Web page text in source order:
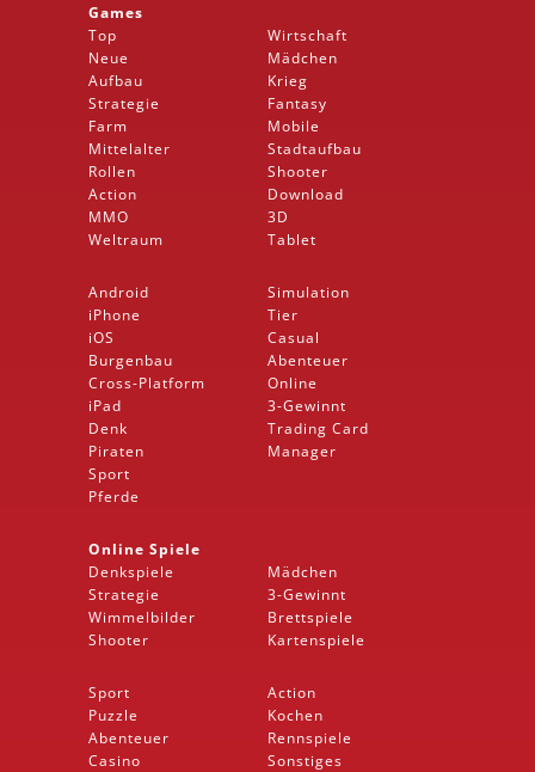
Games
Top
Neue
Aufbau
Strategie
Farm
Mittelalter
Rollen
Action
MMO
Weltraum
Wirtschaft
Mädchen
Krieg
Fantasy
Mobile
Stadtaufbau
Shooter
Download
3D
Tablet
Android
iPhone
iOS
Burgenbau
Cross-Platform
iPad
Denk
Piraten
Sport
Pferde
Simulation
Tier
Casual
Abenteuer
Online
3-Gewinnt
Trading Card
Manager
Online Spiele
Denkspiele
Strategie
Wimmelbilder
Shooter
Mädchen
3-Gewinnt
Brettspiele
Kartenspiele
Sport
Puzzle
Abenteuer
Casino
Action
Kochen
Rennspiele
Sonstiges